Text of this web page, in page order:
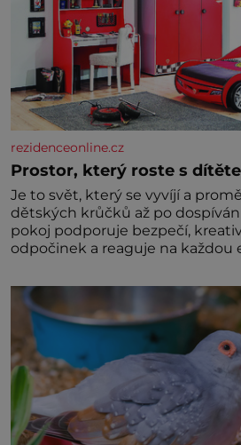
rezidenceonline.cz
Prostor, který roste s
Je to svět, který se vyvíjí a
dětských krůčků až po
pokoj podporuje bezpečí,
odpočinek a reaguje na každou
jednoduchost, měkkost a
miminka měl působit
Předškolní věk je